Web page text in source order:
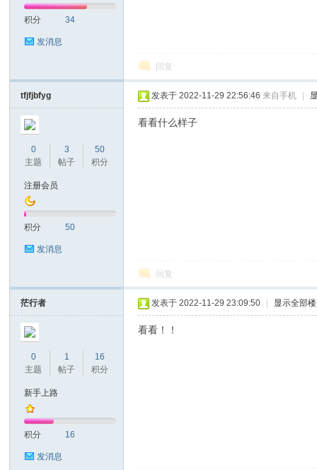
积分 34
发消息
回复
tfjfjbfyg
0
主题
3
帖子
50
积分
注册会员
积分 50
发消息
发表于 2022-11-29 22:56:46 来自手机
看看什么样子
回复
茫行者
0
主题
1
帖子
16
积分
新手上路
积分 16
发消息
发表于 2022-11-29 23:09:50 显示全部
看看！！